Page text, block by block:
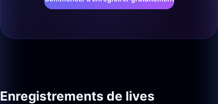
Enregistrements de lives